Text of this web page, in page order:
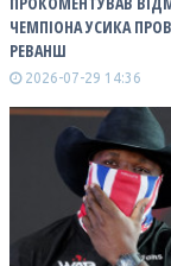
ЧЕМПІОНА УСИКА
РЕВАНШ
2026-07-29 14:36